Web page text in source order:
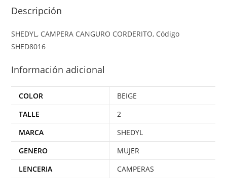
Descripción
SHEDYL, CAMPERA CANGURO CORDERITO, Código
SHED8016
Información adicional
COLOR
BEIGE
TALLE
2
MARCA
SHEDYL
GENERO
MUJER
LENCERIA
CAMPERAS